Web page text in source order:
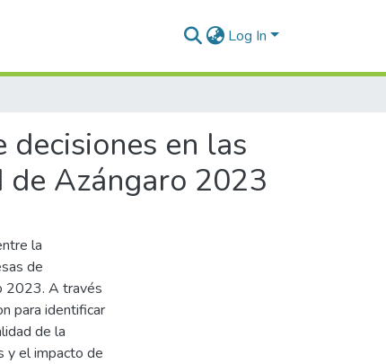
Log In
en las
de Azángaro 2023
la
de
2023. A través
para identificar
de la
y el impacto de